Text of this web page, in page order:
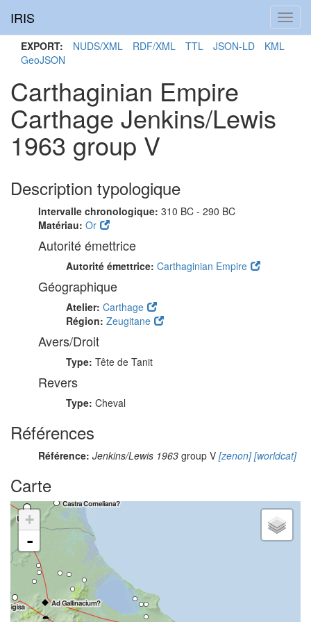
IRIS
EXPORT: NUDS/XML RDF/XML TTL JSON-LD
KML
GeoJSON
Carthaginian Empire
Carthage Jenkins/Lewis
1963 group V
Description typologique
Intervalle chronologique: 310 BC - 290 BC
Matériau: Or
Autorité émettrice
Autorité émettrice: Carthaginian Empire
Géographique
Atelier: Carthage
Région: Zeugitane
Avers/Droit
Type: Tête de Tanit
Revers
Type: Cheval
Références
Référence: Jenkins/Lewis 1963 group V [zenon][worldcat]
Carte
+
-